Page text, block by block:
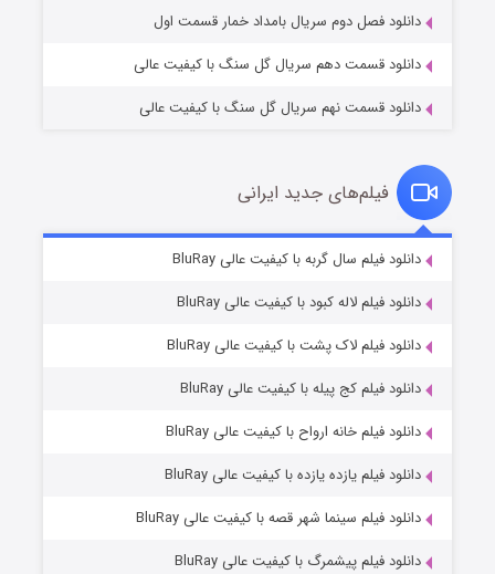
قسمت۷ (زیرنویس) منتشر شد
دانلود فصل دوم سریال بامداد خمار قسمت اول
دانلود قسمت دهم سریال گل سنگ با کیفیت عالی
دانلود قسمت نهم سریال گل سنگ با کیفیت عالی
فیلم‌های جدید ایرانی
دانلود فیلم سال گربه با کیفیت عالی BluRay
دانلود فیلم لاله کبود با کیفیت عالی BluRay
دانلود فیلم لاک پشت با کیفیت عالی BluRay
دانلود فیلم کج‌ پیله با کیفیت عالی BluRay
دانلود فیلم خانه ارواح با کیفیت عالی BluRay
دانلود فیلم یازده یازده با کیفیت عالی BluRay
دانلود فیلم سینما شهر قصه با کیفیت عالی BluRay
دانلود فیلم پیشمرگ با کیفیت عالی BluRay